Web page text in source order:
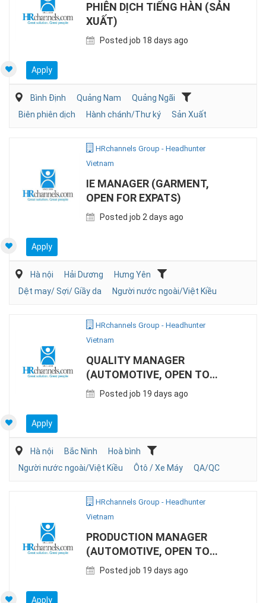
PHIÊN DỊCH TIẾNG HÀN (SẢN
XUẤT)
Posted job 18 days ago
Apply
Bình Định Quảng Nam
Quảng Ngãi
Biên phiên dịch
Hành chánh/Thư ký Sản Xuất
HRchannels Group - Headhunter
Vietnam
IE MANAGER (GARMENT,
OPEN FOR EXPATS)
Posted job 2 days ago
Apply
Hà nội Hải Dương
Hưng Yên
Dệt may/ Sợi/ Giầy da
Người nước ngoài/Việt Kiều
HRchannels Group - Headhunter
Vietnam
QUALITY MANAGER
(AUTOMOTIVE, OPEN TO
KOREAN EXPAT)
Posted job 19 days ago
Apply
Hà nội Bắc Ninh
Hoà bình
Người nước ngoài/Việt Kiều
Ôtô / Xe Máy QA/QC
HRchannels Group - Headhunter
Vietnam
PRODUCTION MANAGER
(AUTOMOTIVE, OPEN TO
KOREAN EXPAT)
Posted job 19 days ago
Apply